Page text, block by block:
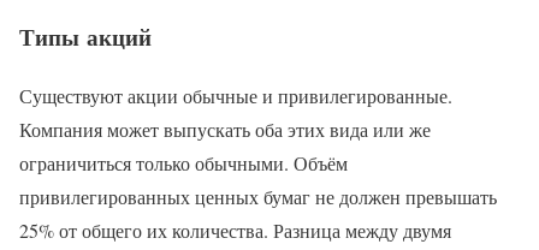
Типы акций
Существуют акции обычные и привилегированные.
Компания может выпускать оба этих вида или же
ограничиться только обычными. Объём
привилегированных ценных бумаг не должен превышать
25% от общего их количества. Разница между двумя